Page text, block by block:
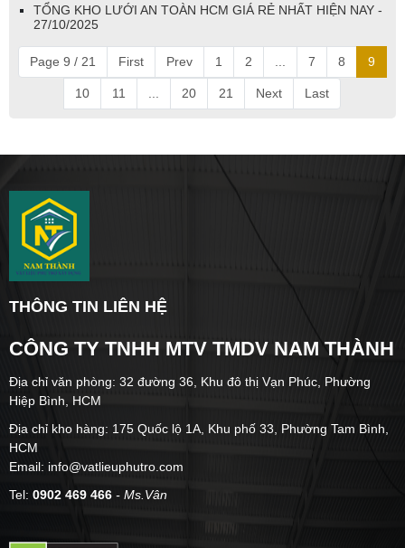
TỔNG KHO LƯỚI AN TOÀN HCM GIÁ RẺ NHẤT HIỆN NAY -
27/10/2025
Page 9 / 21 First Prev 1 2 7 8 9
10 11 20 21 Next Last
THÔNG TIN LIÊN HỆ
CÔNG TY TNHH MTV TMDV NAM THÀNH
Địa chỉ văn phòng: 32 đường 36, Khu đô thị Vạn Phúc, Phường
Hiệp Bình, HCM
Địa chỉ kho hàng: 175 Quốc lộ 1A, Khu phố 33, Phường Tam Bình,
HCM
Email: info@vatlieuphutro.com
Tel: 0902 469 466 - Ms.Vân